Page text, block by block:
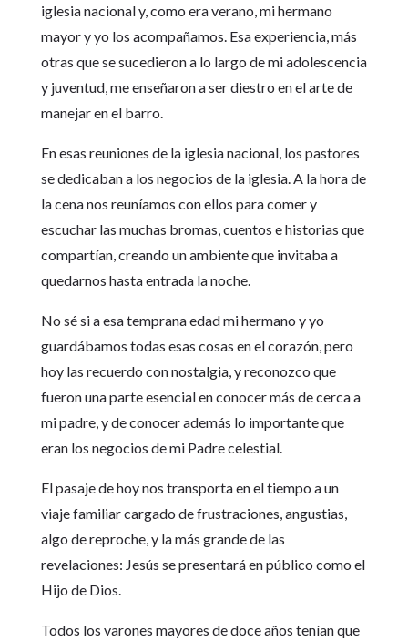
iglesia nacional y, como era verano, mi hermano
mayor y yo los acompañamos. Esa experiencia, más
otras que se sucedieron a lo largo de mi adolescencia
y juventud, me enseñaron a ser diestro en el arte de
manejar en el barro.
En esas reuniones de la iglesia nacional, los pastores
se dedicaban a los negocios de la iglesia. A la hora de
la cena nos reuníamos con ellos para comer y
escuchar las muchas bromas, cuentos e historias que
compartían, creando un ambiente que invitaba a
quedarnos hasta entrada la noche.
No sé si a esa temprana edad mi hermano y yo
guardábamos todas esas cosas en el corazón, pero
hoy las recuerdo con nostalgia, y reconozco que
fueron una parte esencial en conocer más de cerca a
mi padre, y de conocer además lo importante que
eran los negocios de mi Padre celestial.
El pasaje de hoy nos transporta en el tiempo a un
viaje familiar cargado de frustraciones, angustias,
algo de reproche, y la más grande de las
revelaciones: Jesús se presentará en público como el
Hijo de Dios.
Todos los varones mayores de doce años tenían que